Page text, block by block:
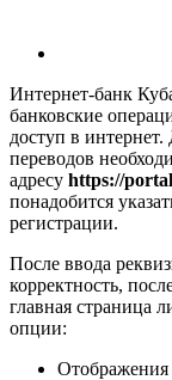
Интернет-банк
банковские
доступ в
переводов
адресу https://
понадобится
регистрации.
После ввода
корректность,
главная страница
опции: